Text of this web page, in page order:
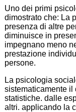
Uno dei primi
dimostrato che: La
presenza di altre
diminuisce in
impegnano meno
prestazione
persone.
La psicologia
sistematicamente il
statistiche. dalle
altri. applicando la